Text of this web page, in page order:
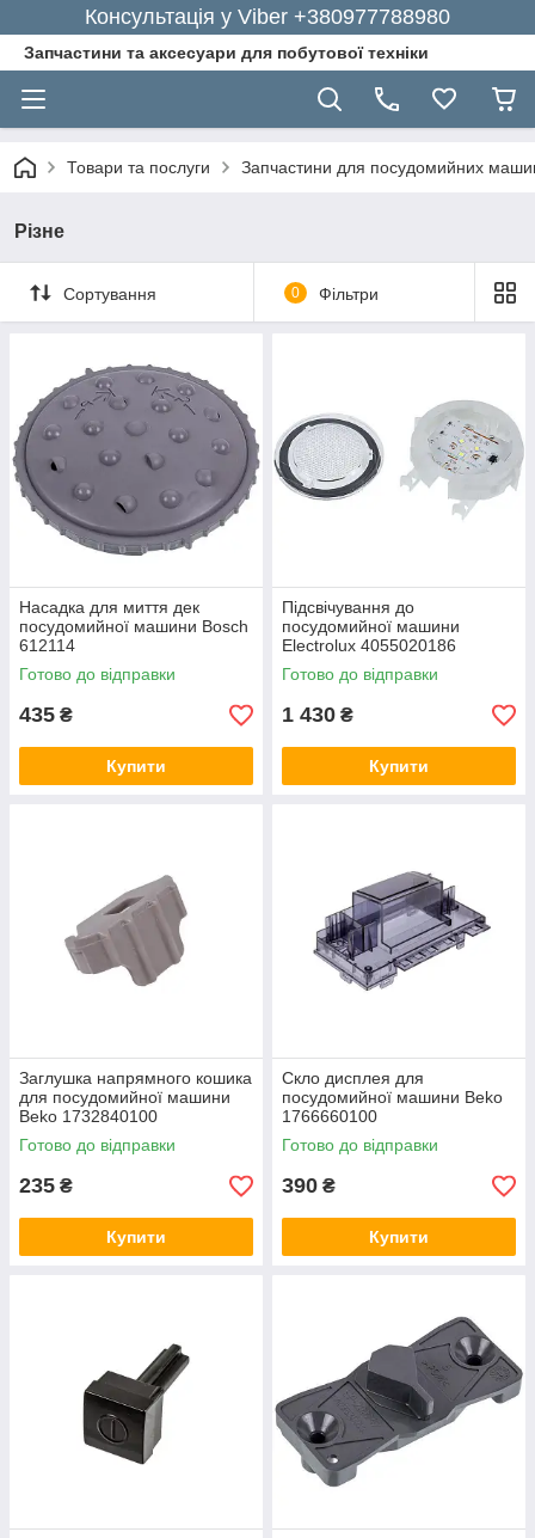
Консультація у Viber +380977788980
Запчастини та аксесуари для побутової техніки
Товари та послуги Запчастини для посудомийних
Різне
Сортування 0 Фільтри
Насадка для миття дек
посудомийної машини Bosch
612114
Готово до відправки
435 ₴
Купити
Підсвічування до
посудомийної машини
Electrolux 4055020186
Готово до відправки
1 430 ₴
Купити
Заглушка напрямного кошика
для посудомийної машини
Beko 1732840100
Готово до відправки
235 ₴
Купити
Скло дисплея для
посудомийної машини Beko
1766660100
Готово до відправки
390 ₴
Купити